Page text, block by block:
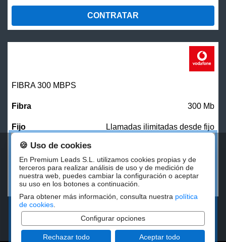
CONTRATAR
FIBRA 300 MBPS
300 Mb
Llamadas ilimitadas desde fijo
27,00 €/mes
CONTRATAR
🍪 Uso de cookies
En Premium Leads S.L. utilizamos cookies propias y de
terceros para realizar análisis de uso y de medición de
nuestra web, puedes cambiar la configuración o aceptar
su uso en los botones a continuación.
Para obtener más información, consulta nuestra política
de cookies
Configurar opciones
Rechazar todo Aceptar todo